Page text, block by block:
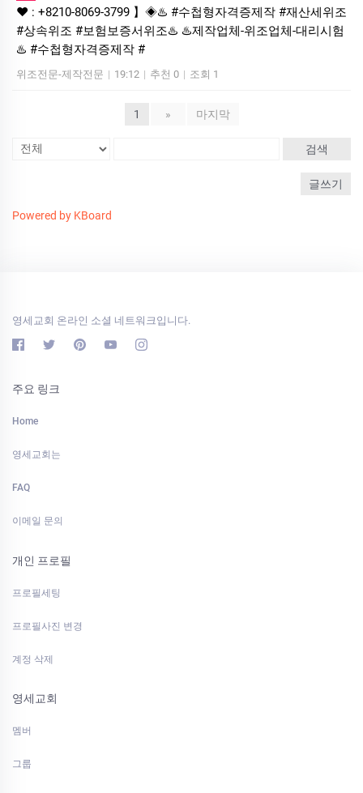
♥ : +8210-8069-3799 】◈♨️ #수첩형자격증제작 #재산세위조
#상속위조 #보험보증서위조♨️ ♨️제작업체-위조업체-대리시험
♨️ #수첩형자격증제작 #
위조전문-제작전문 | 19:12 | 추천 0 | 조회 1
1 » 마지막
검색
글쓰기
Powered by KBoard
영세교회 온라인 소셜 네트워크입니다.
주요 링크
Home
영세교회는
FAQ
이메일 문의
개인 프로필
프로필세팅
프로필사진 변경
계정 삭제
영세교회
멤버
그룹